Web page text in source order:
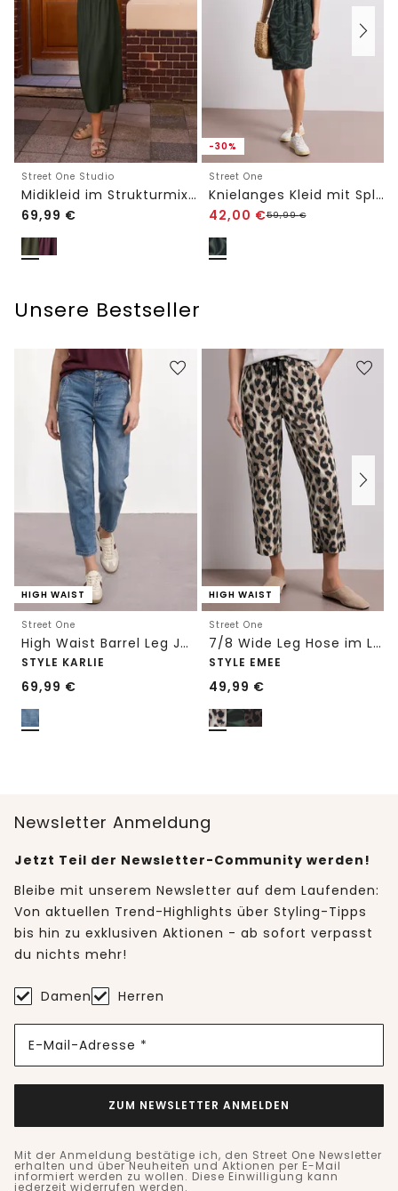
Street One Studio
Midikleid im Strukturmix mit Rundhals
69,99 €
-30%
Street One
Knielanges Kleid mit Split Neck und Print
42,00 €59,99€
Unsere Bestseller
HIGH WAIST
Street One
High Waist Barrel Leg Jeans im Loose Fit
STYLE KARLIE
69,99 €
HIGH WAIST
Street One
7/8 Wide Leg Hose im Loose Fit mit Print
STYLE EMEE
49,99 €
Newsletter Anmeldung
Jetzt Teil der Newsletter-Community werden!
Bleibe mit unserem Newsletter auf dem Laufenden:
Von aktuellen Trend-Highlights über Styling-Tipps
bis hin zu exklusiven Aktionen - ab sofort verpasst
du nichts mehr!
Damen Herren
E-Mail-Adresse *
ZUM NEWSLETTER ANMELDEN
Mit der Anmeldung bestätige ich, den Street One Newsletter
erhalten und über Neuheiten und Aktionen per E-Mail
informiert werden zu wollen. Diese Einwilligung kann
jederzeit widerrufen werden.